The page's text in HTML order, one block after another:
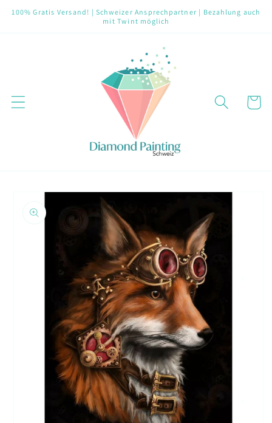
zum
100% Gratis Versand! | Schweizer Ansprechpartner | Bezahlung auch
mit Twint möglich